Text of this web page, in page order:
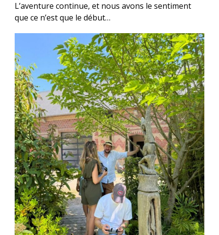
L’aventure continue, et nous avons le sentiment
que ce n’est que le début…